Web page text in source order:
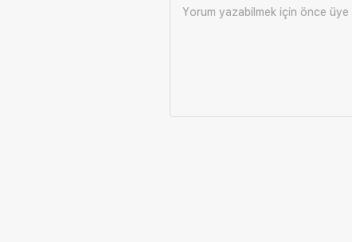
Yorum yazabilmek için önce üye